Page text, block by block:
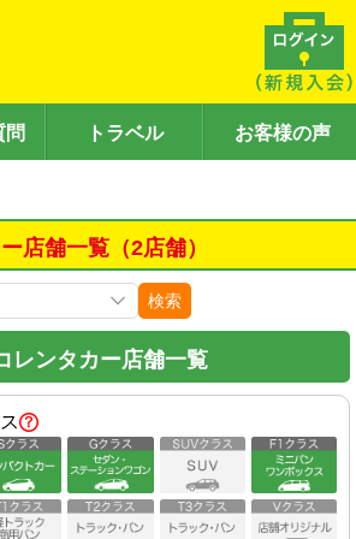
問 トラベル お客様の声
店舗一覧（2店舗）
検索
レンタカー店舗一覧